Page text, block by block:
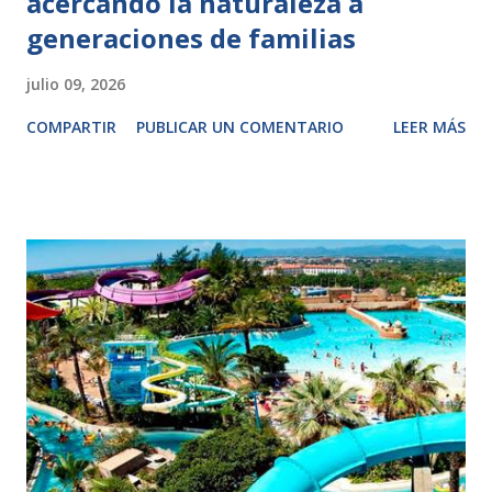
generaciones de familias
julio 09, 2026
COMPARTIR PUBLICAR UN COMENTARIO LEER MÁS